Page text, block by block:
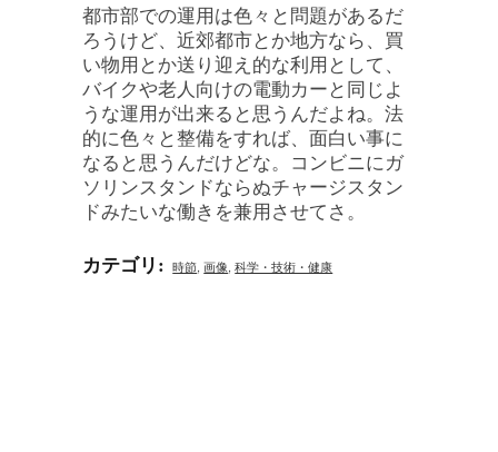
都市部での運用は色々と問題があるだ
ろうけど、近郊都市とか地方なら、買
い物用とか送り迎え的な利用として、
バイクや老人向けの電動カーと同じよ
うな運用が出来ると思うんだよね。法
的に色々と整備をすれば、面白い事に
なると思うんだけどな。コンビニにガ
ソリンスタンドならぬチャージスタン
ドみたいな働きを兼用させてさ。
カテゴリ: 時節, 画像, 科学・技術・健康